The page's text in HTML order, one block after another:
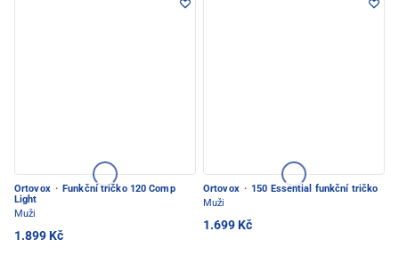
Ortovox · Funkční tričko 120 Comp
Light
Muži
1.899 Kč
Ortovox · 150 Essential funkční tričko
Muži
1.699 Kč